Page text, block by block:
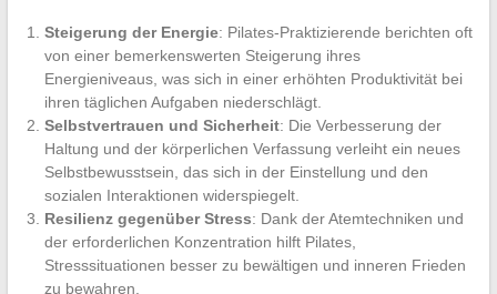
Steigerung der Energie: Pilates-Praktizierende berichten oft
von einer bemerkenswerten Steigerung ihres
Energieniveaus, was sich in einer erhöhten Produktivität bei
ihren täglichen Aufgaben niederschlägt.
Selbstvertrauen und Sicherheit: Die Verbesserung der
Haltung und der körperlichen Verfassung verleiht ein neues
Selbstbewusstsein, das sich in der Einstellung und den
sozialen Interaktionen widerspiegelt.
Resilienz gegenüber Stress: Dank der Atemtechniken und
der erforderlichen Konzentration hilft Pilates,
Stresssituationen besser zu bewältigen und inneren Frieden
zu bewahren.